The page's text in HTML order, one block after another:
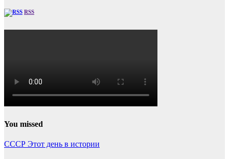
RSS
You missed
СССР Этот день в истории